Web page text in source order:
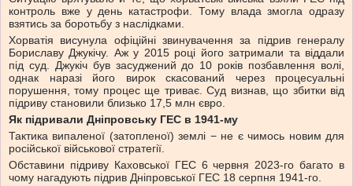
контроль вже у день катастрофи. Тому влада змогла одразу
взятись за боротьбу з наслідками.
Хорватія висунула офіційні звинувачення за підрив генералу
Бориславу Джукічу. Аж у 2015 році його затримали та віддали
під суд. Джукіч був засуджений до 10 років позбавлення волі,
однак наразі його вирок скасований через процесуальні
порушення, тому процес ще триває. Суд визнав, що збитки від
підриву становили близько 17,5 млн євро.
Як підривали Дніпровську ГЕС в 1941-му
Тактика випаленої (затопленої) землі − не є чимось новим для
російської військової стратегії.
Обставини підриву Каховської ГЕС 6 червня 2023-го багато в
чому нагадують підрив Дніпровської ГЕС 18 серпня 1941-го.